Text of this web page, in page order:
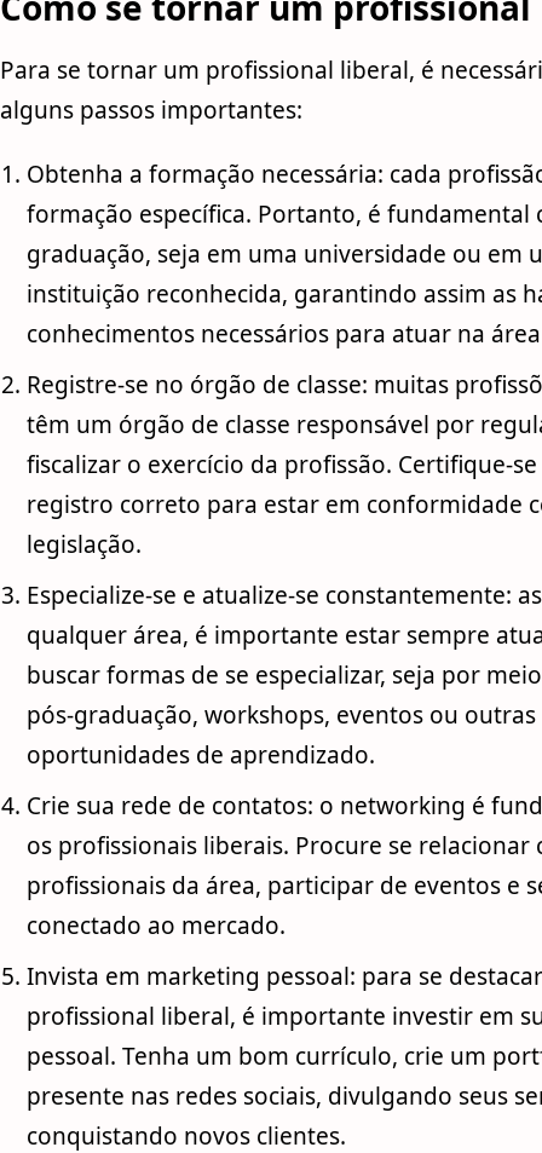
Para se tornar um profissional liberal, é
alguns passos importantes:
Obtenha a formação necessária: cada
formação específica. Portanto, é fundamental
graduação, seja em uma universidade ou em
instituição reconhecida, garantindo assim as
conhecimentos necessários para atuar na
Registre-se no órgão de classe: muitas
têm um órgão de classe responsável por
fiscalizar o exercício da profissão. Certifique-
registro correto para estar em conformidade
legislação.
Especialize-se e atualize-se constantemente:
qualquer área, é importante estar sempre
buscar formas de se especializar, seja por
pós-graduação, workshops, eventos ou outras
oportunidades de aprendizado.
Crie sua rede de contatos: o networking é
os profissionais liberais. Procure se relacionar
profissionais da área, participar de eventos e
conectado ao mercado.
Invista em marketing pessoal: para se
profissional liberal, é importante investir em
pessoal. Tenha um bom currículo, crie um
presente nas redes sociais, divulgando seus
conquistando novos clientes.